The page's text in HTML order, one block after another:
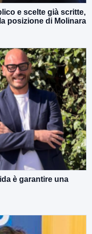
e scelte già scritte,
posizione di Molinara
è garantire una